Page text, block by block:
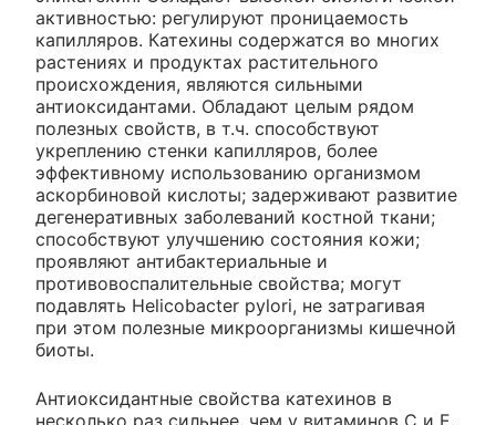
активностью: регулируют проницаемость
капилляров. Катехины содержатся во многих
растениях и продуктах растительного
происхождения, являются сильными
антиоксидантами. Обладают целым рядом
полезных свойств, в т.ч. способствуют
укреплению стенки капилляров, более
эффективному использованию организмом
аскорбиновой кислоты; задерживают развитие
дегенеративных заболеваний костной ткани;
способствуют улучшению состояния кожи;
проявляют антибактериальные и
противовоспалительные свойства; могут
подавлять Helicobacter pylori, не затрагивая
при этом полезные микроорганизмы кишечной
биоты.
Антиоксидантные свойства катехинов в
несколько раз сильнее, чем у витаминов С и Е.